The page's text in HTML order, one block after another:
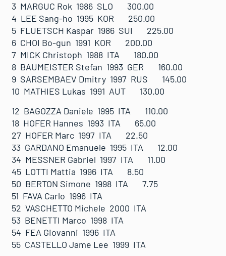
3 MARGUC Rok 1986 SLO 300.00
4 LEE Sang-ho 1995 KOR 250.00
5 FLUETSCH Kaspar 1986 SUI 225.00
6 CHOI Bo-gun 1991 KOR 200.00
7 MICK Christoph 1988 ITA 180.00
8 BAUMEISTER Stefan 1993 GER 160.00
9 SARSEMBAEV Dmitry 1997 RUS 145.00
10 MATHIES Lukas 1991 AUT 130.00
12 BAGOZZA Daniele 1995 ITA 110.00
18 HOFER Hannes 1993 ITA 65.00
27 HOFER Marc 1997 ITA 22.50
33 GARDANO Emanuele 1995 ITA 12.00
34 MESSNER Gabriel 1997 ITA 11.00
45 LOTTI Mattia 1996 ITA 8.50
50 BERTON Simone 1998 ITA 7.75
51 FAVA Carlo 1996 ITA
52 VASCHETTO Michele 2000 ITA
53 BENETTI Marco 1998 ITA
54 FEA Giovanni 1996 ITA
55 CASTELLO Jame Lee 1999 ITA